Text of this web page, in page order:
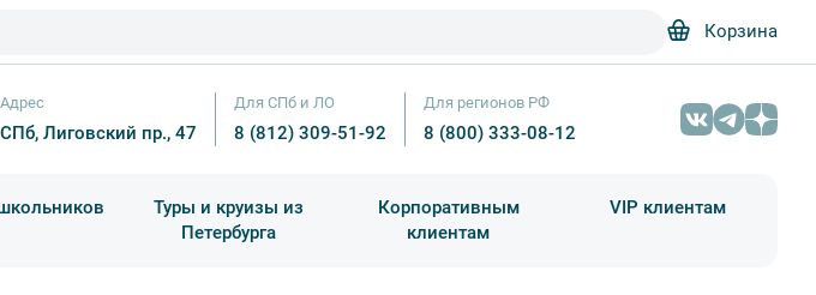
Корзина
Адрес
СПб, Лиговский пр., 47
Для СПб и ЛО
8 (812) 309-51-92
Для регионов РФ
8 (800) 333-08-12
Туры и круизы из
Петербурга
Корпоративным
клиентам
VIP клиентам